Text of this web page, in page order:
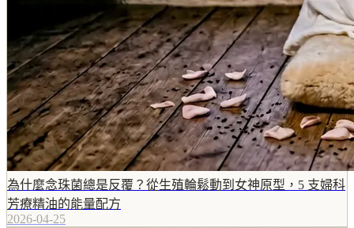
為什麼念珠菌總是反覆？從生殖輪鬆動到女神原型，5 支婦科
芳療精油的能量配方
2026-04-25